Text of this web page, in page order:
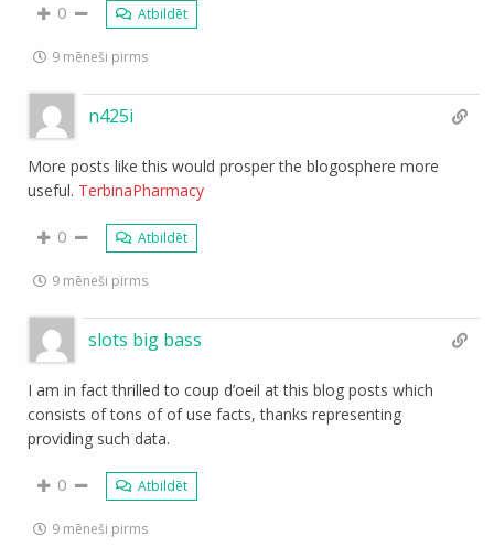
0 Atbildēt
9 mēneši pirms
n425i
More posts like this would prosper the blogosphere more
useful. TerbinaPharmacy
0 Atbildēt
9 mēneši pirms
slots big bass
I am in fact thrilled to coup d’oeil at this blog posts which
consists of tons of of use facts, thanks representing
providing such data.
0 Atbildēt
9 mēneši pirms